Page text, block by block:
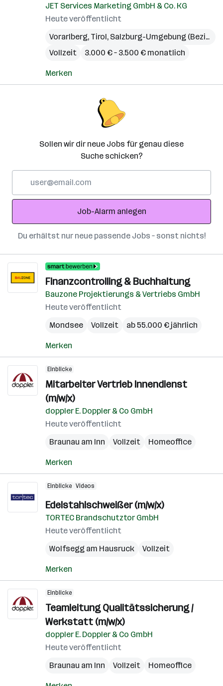
JET Services Marketing GmbH & Co. KG
Heute veröffentlicht
Vorarlberg, Tirol, Salzburg-Umgebung (Bezirk)
Vollzeit
3.000 € – 3.500 € monatlich
Merken
Sollen wir dir neue Jobs für genau diese
Suche schicken?
Adresse
Job-Alarm anlegen
Du erhältst nur neue passende Jobs – sonst nichts!
Finanzcontrolling & Buchhaltung
Bauzone Projektierungs & Vertriebs GmbH
Heute veröffentlicht
Mondsee
Vollzeit ab 55.000 € jährlich
Merken
Einblicke
Mitarbeiter Vertrieb Innendienst
(m/w/x)
doppler E. Doppler & Co GmbH
Heute veröffentlicht
Braunau am Inn
Vollzeit Homeoffice
Merken
Einblicke Videos
Edelstahlschweißer (m/w/x)
TORTEC Brandschutztor GmbH
Heute veröffentlicht
Wolfsegg am Hausruck
Vollzeit
Merken
Einblicke
Teamleitung Qualitätssicherung /
Werkstatt (m/w/x)
doppler E. Doppler & Co GmbH
Heute veröffentlicht
Braunau am Inn
Vollzeit Homeoffice